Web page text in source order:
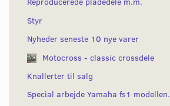
Styr
Nyheder seneste 10 nye varer
Motocross - classic crossdele
Knallerter til salg
Special arbejde Yamaha fs1 modellen.